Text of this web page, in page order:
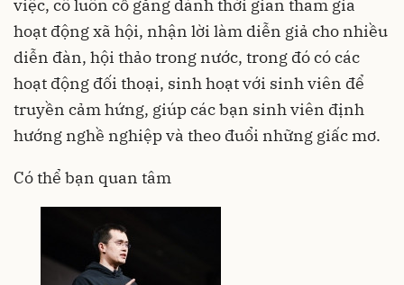
việc, cô luôn cố gắng dành thời gian tham gia
hoạt động xã hội, nhận lời làm diễn giả cho nhiều
diễn đàn, hội thảo trong nước, trong đó có các
hoạt động đối thoại, sinh hoạt với sinh viên để
truyền cảm hứng, giúp các bạn sinh viên định
hướng nghề nghiệp và theo đuổi những giấc mơ.
Có thể bạn quan tâm